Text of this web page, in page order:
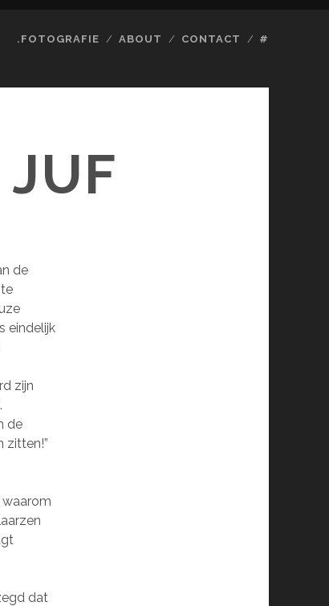
.FOTOGRAFIE ABOUT CONTACT #
de
eindelijk
zijn
de
zitten!”
dat